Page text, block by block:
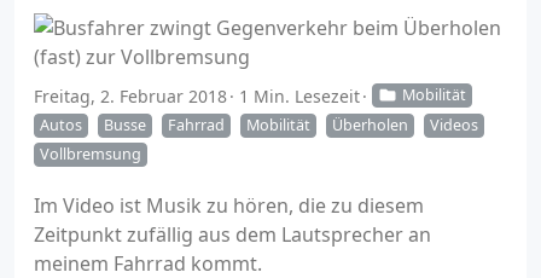
Freitag, 2. Februar 2018 1 Min. Lesezeit
Mobilität
Autos
Busse Fahrrad Mobilität Überholen
Videos
Vollbremsung
Im Video ist Musik zu hören, die zu diesem
Zeitpunkt zufällig aus dem Lautsprecher an
meinem Fahrrad kommt.